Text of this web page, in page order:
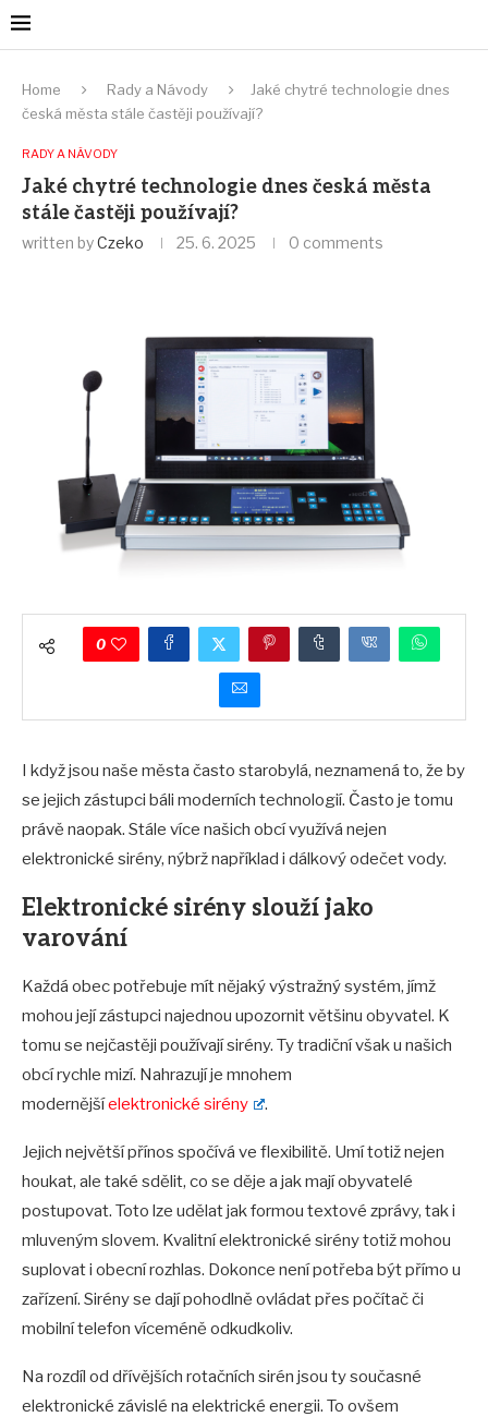
Home Rady a Návody
Jaké chytré technologie dnes
česká města stále častěji používají?
RADY A NÁVODY
Jaké chytré technologie dnes česká města
stále častěji používají?
written byCzeko 25. 6. 2025 0 comments
0
I když jsou naše města často starobylá, neznamená to, že by
se jejich zástupci báli moderních technologií. Často je tomu
právě naopak. Stále více našich obcí využívá nejen
elektronické sirény, nýbrž například i dálkový odečet vody.
Elektronické sirény slouží jako
varování
Každá obec potřebuje mít nějaký výstražný systém, jímž
mohou její zástupci najednou upozornit většinu obyvatel. K
tomu se nejčastěji používají sirény. Ty tradiční však u našich
obcí rychle mizí. Nahrazují je mnohem
modernějšíelektronické sirény .
Jejich největší přínos spočívá ve flexibilitě. Umí totiž nejen
houkat, ale také sdělit, co se děje a jak mají obyvatelé
postupovat. Toto lze udělat jak formou textové zprávy, tak i
mluveným slovem. Kvalitní elektronické sirény totiž mohou
suplovat i obecní rozhlas. Dokonce není potřeba být přímo u
zařízení. Sirény se dají pohodlně ovládat přes počítač či
mobilní telefon víceméně odkudkoliv.
Na rozdíl od dřívějších rotačních sirén jsou ty současné
elektronické závislé na elektrické energii. To ovšem